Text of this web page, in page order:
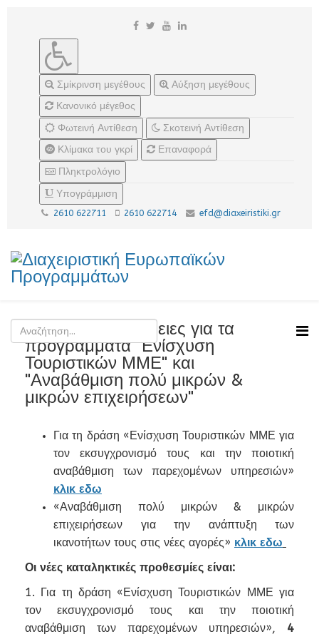
Σμίκρινση μεγέθους
Αύξηση μεγέθους
Κανονικό μέγεθος
Φωτεινή Αντίθεση
Σκοτεινή Αντίθεση
Κλίμακα του γκρί
Επαναφορά
Πληκτρολόγιο
Υπογράμμιση
2610 622711 2610 622714 efd@diaxeiristiki.gr
Όλες οι λεπτομέρειες για τα
προγράμματα "Ενίσχυση
Τουριστικών ΜΜΕ" και
"Αναβάθμιση πολύ μικρών &
μικρών επιχειρήσεων"
Για τη δράση «Ενίσχυση Τουριστικών ΜΜΕ για
τον εκσυγχρονισμό τους και την ποιοτική
αναβάθμιση των παρεχομένων υπηρεσιών»
κλικ εδω
«Αναβάθμιση πολύ μικρών & μικρών
επιχειρήσεων για την ανάπτυξη των
ικανοτήτων τους στις νέες αγορές» κλικ εδω
Οι νέες καταληκτικές προθεσμίες είναι:
1. Για τη δράση «Ενίσχυση Τουριστικών ΜΜΕ για
τον εκσυγχρονισμό τους και την ποιοτική
αναβάθμιση των παρεχομένων υπηρεσιών», 4